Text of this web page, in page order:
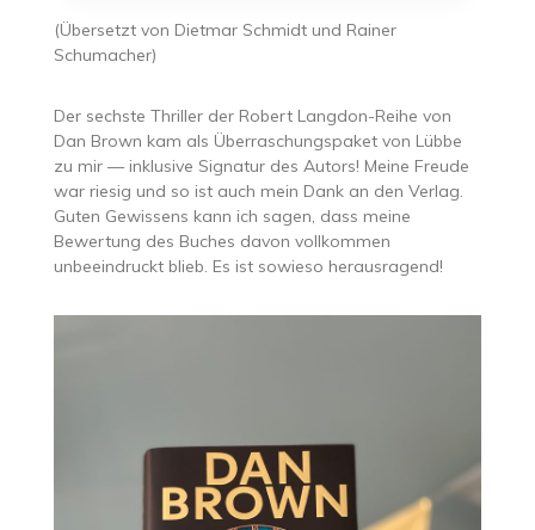
(Übersetzt von Dietmar Schmidt und Rainer
Schumacher)
Der sechste Thriller der Robert Langdon-Reihe von
Dan Brown kam als Überraschungspaket von Lübbe
zu mir — inklusive Signatur des Autors! Meine Freude
war riesig und so ist auch mein Dank an den Verlag.
Guten Gewissens kann ich sagen, dass meine
Bewertung des Buches davon vollkommen
unbeeindruckt blieb. Es ist sowieso herausragend!